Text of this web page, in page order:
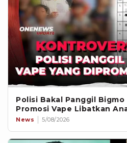
Polisi Bakal Panggil
Promosi Vape Libatkan
News 5/08/2026